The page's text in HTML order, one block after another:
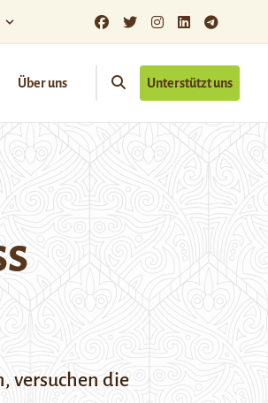
Über uns Unterstützt uns
versuchen die